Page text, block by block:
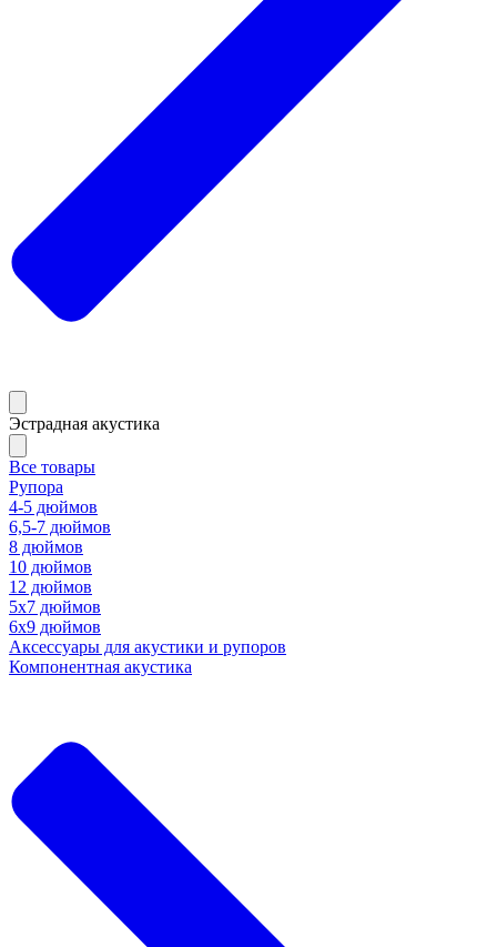
Эстрадная акустика
Все товары
Рупора
4-5 дюймов
6,5-7 дюймов
8 дюймов
10 дюймов
12 дюймов
5x7 дюймов
6х9 дюймов
Аксессуары для акустики и рупоров
Компонентная акустика